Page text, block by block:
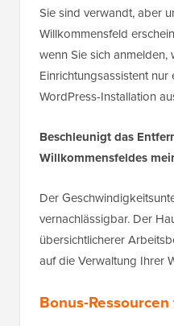
Sie sind verwandt, aber
Willkommensfeld
wenn Sie sich
Einrichtungsassistent
WordPress-Installation
Beschleunigt das
Willkommensfeldes
Der
vernachlässigbar. Der
übersichtlicherer
auf die Verwaltung Ihrer
Bonus-